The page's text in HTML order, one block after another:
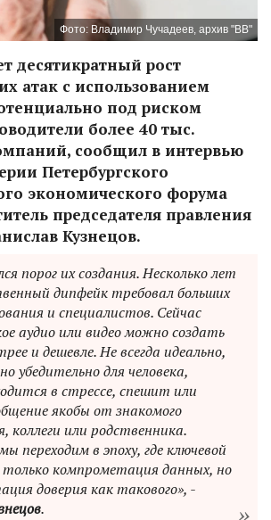
Фото: Владимир Чучадеев, архив "ВВ"
десятикратный рост
атак с использованием
под риском
более 40 тыс.
сообщил в интервью
Петербургского
экономического форума
председателя правления
Кузнецов.
порог их создания. Несколько лет
дипфейк требовал больших
и специалистов. Сейчас
аудио или видео можно создать
и дешевле. Не всегда идеально,
убедительно для человека,
в стрессе, спешит или
якобы от знакомого
коллеги или родственника.
переходим в эпоху, где ключевой
только компрометация данных, но
доверия как такового», -
.